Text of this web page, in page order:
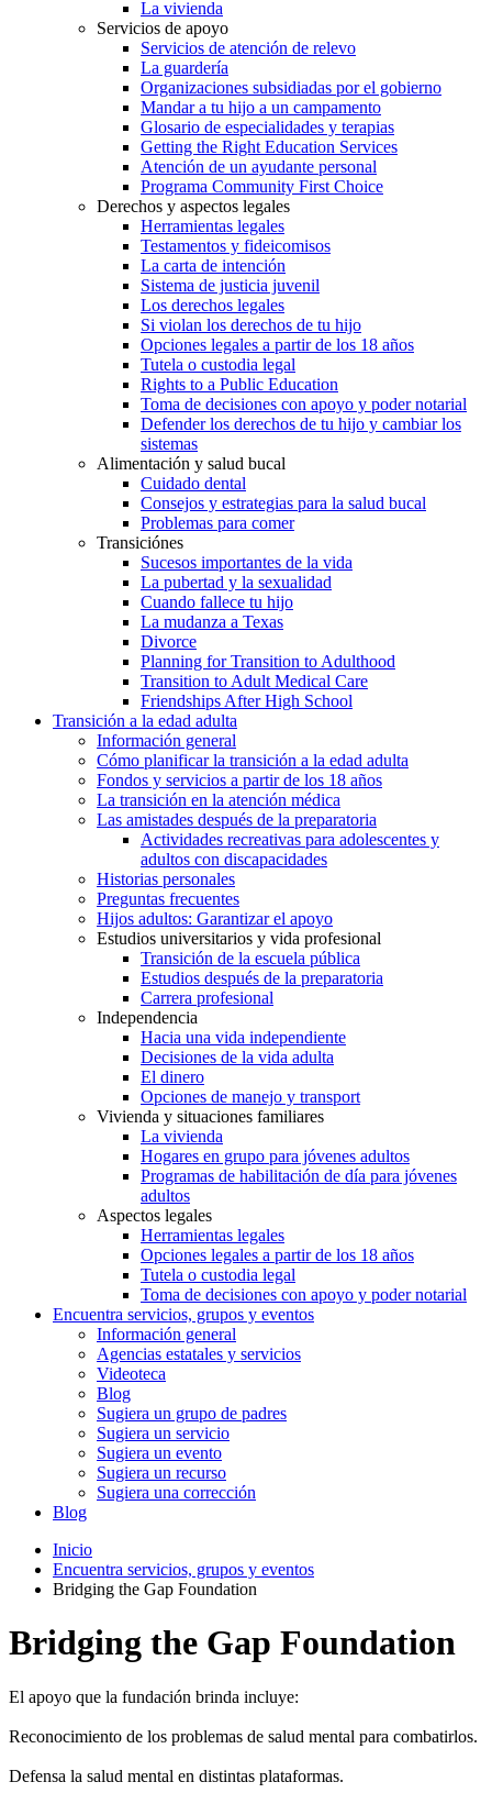
La vivienda
Servicios de apoyo
Servicios de atención de relevo
La guardería
Organizaciones subsidiadas por el gobierno
Mandar a tu hijo a un campamento
Glosario de especialidades y terapias
Getting the Right Education Services
Atención de un ayudante personal
Programa Community First Choice
Derechos y aspectos legales
Herramientas legales
Testamentos y fideicomisos
La carta de intención
Sistema de justicia juvenil
Los derechos legales
Si violan los derechos de tu hijo
Opciones legales a partir de los 18 años
Tutela o custodia legal
Rights to a Public Education
Toma de decisiones con apoyo y poder notarial
Defender los derechos de tu hijo y cambiar los
sistemas
Alimentación y salud bucal
Cuidado dental
Consejos y estrategias para la salud bucal
Problemas para comer
Transiciónes
Sucesos importantes de la vida
La pubertad y la sexualidad
Cuando fallece tu hijo
La mudanza a Texas
Divorce
Planning for Transition to Adulthood
Transition to Adult Medical Care
Friendships After High School
Transición a la edad adulta
Información general
Cómo planificar la transición a la edad adulta
Fondos y servicios a partir de los 18 años
La transición en la atención médica
Las amistades después de la preparatoria
Actividades recreativas para adolescentes y
adultos con discapacidades
Historias personales
Preguntas frecuentes
Hijos adultos: Garantizar el apoyo
Estudios universitarios y vida profesional
Transición de la escuela pública
Estudios después de la preparatoria
Carrera profesional
Independencia
Hacia una vida independiente
Decisiones de la vida adulta
El dinero
Opciones de manejo y transport
Vivienda y situaciones familiares
La vivienda
Hogares en grupo para jóvenes adultos
Programas de habilitación de día para jóvenes
adultos
Aspectos legales
Herramientas legales
Opciones legales a partir de los 18 años
Tutela o custodia legal
Toma de decisiones con apoyo y poder notarial
Encuentra servicios, grupos y eventos
Información general
Agencias estatales y servicios
Videoteca
Blog
Sugiera un grupo de padres
Sugiera un servicio
Sugiera un evento
Sugiera un recurso
Sugiera una corrección
Blog
Inicio
Encuentra servicios, grupos y eventos
Bridging the Gap Foundation
Bridging the Gap Foundation
El apoyo que la fundación brinda incluye:
Reconocimiento de los problemas de salud mental para combatirlos.
Defensa la salud mental en distintas plataformas.